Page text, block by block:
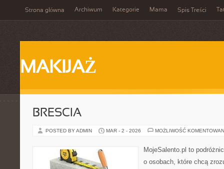
Strona główna Archiwum Kategorie Mama Spis Treści
MAKIJAŻ
BRESCIA
POSTED BY ADMIN MAR - 2 - 2026 MOŻLIWOŚĆ
MojeSalento.pl to
o osobach, które chcą